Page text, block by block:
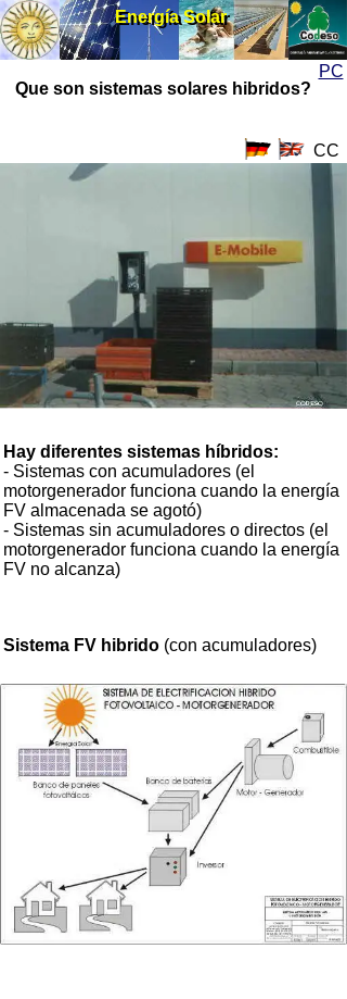
Que son sistemas solares hibridos?
Energía Solar
Energía Solar
PC
CC
Hay diferentes sistemas híbridos:
- Sistemas con acumuladores (el
motorgenerador funciona cuando la energía
FV almacenada se agotó)
- Sistemas sin acumuladores o directos (el
motorgenerador funciona cuando la energía
FV no alcanza)
Sistema FV hibrido (con acumuladores)